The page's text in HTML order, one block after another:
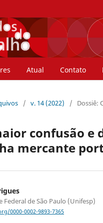
Atual Contato
/ v. 14 (2022) / Dossiê:
confusão e
mercante
Federal de São Paulo (Unifesp)
0000-0002-9893-7365